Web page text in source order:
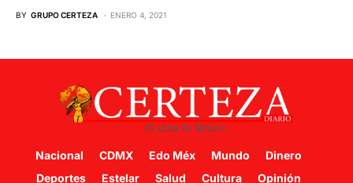
BY GRUPO CERTEZA ENERO 4, 2021
Nacional CDMX Edo Méx Mundo
Dinero
Deportes
Estelar Salud Cultura Opinión